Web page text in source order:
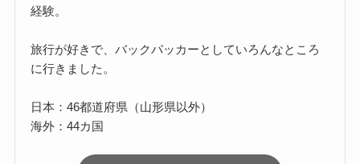
経験。
旅行が好きで、バックパッカーとしていろんなところ
に行きました。
日本：46都道府県（山形県以外）
海外：44カ国